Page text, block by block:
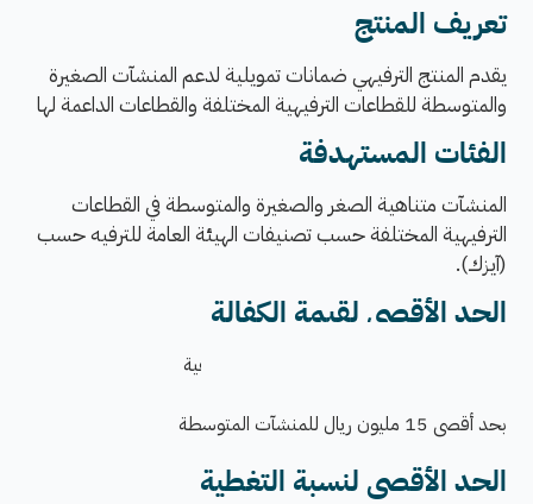
​تعريف المنتج
يقدم المنتج الترفيهي ضماناتتمويلية لدعم المنشآت الصغيرة
والمتوسطة للقطاعات الترفيهية المختلفة والقطاعات الداعمة لها
الفئات المستهدفة
المنشآت متناهية الصغر والصغيرة والمتوسطة في القطاعات
الترفيهية المختلفة حسب تصنيفات الهيئة العامة للترفيه حسب
(آيزك).
الحد الأقصى لقيمة الكفالة
بحد أقصى 15 مليون ريال للمنشآت المتوسطة​
الحد الأقصى لنسبة التغطية